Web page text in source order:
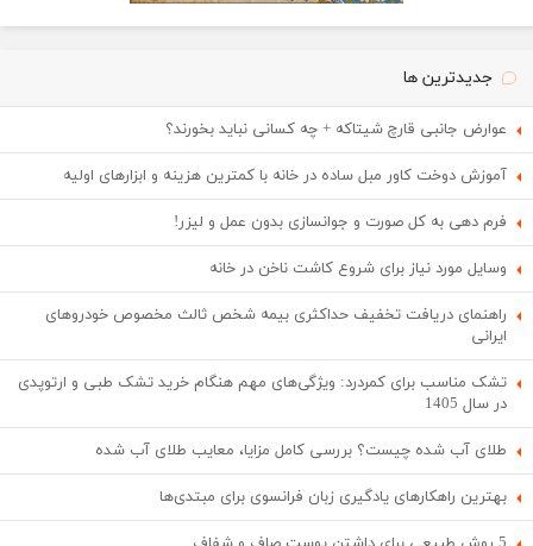
جدیدترین ها
عوارض جانبی قارچ شیتاکه + چه کسانی نباید بخورند؟
آموزش دوخت کاور مبل ساده در خانه با کمترین هزینه و ابزارهای اولیه
فرم دهی به کل صورت و جوانسازی بدون عمل و لیزر!
وسایل مورد نیاز برای شروع کاشت ناخن در خانه
راهنمای دریافت تخفیف حداکثری بیمه شخص ثالث مخصوص خودروهای
ایرانی
تشک مناسب برای کمردرد: ویژگی‌های مهم هنگام خرید تشک طبی و ارتوپدی
در سال 1405
طلای آب شده چیست؟ بررسی کامل مزایا، معایب طلای آب شده
بهترین راهکارهای یادگیری زبان فرانسوی برای مبتدی‌ها